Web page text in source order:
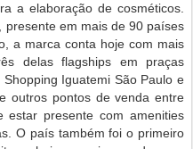
a elaboração de cosméticos.
presente em mais de 90 países
a marca conta hoje com mais
delas flagships em praças
Iguatemi São Paulo e
outros pontos de venda entre
estar presente com amenities
O país também foi o primeiro